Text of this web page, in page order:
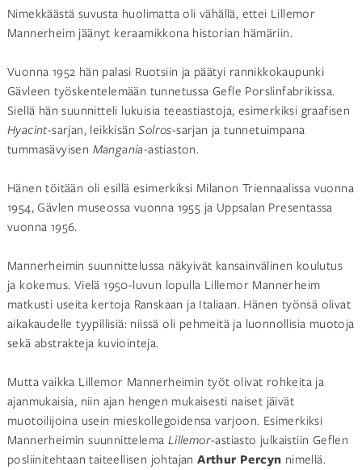
Nimekkäästä suvusta huolimatta oli vähällä, ettei Lillemor
Mannerheim jäänyt keraamikkona historian hämäriin.
Vuonna 1952 hän palasi Ruotsiin ja päätyi rannikkokaupunki
Gävleen työskentelemään tunnetussa Gefle Porslinfabrikissa.
Siellä hän suunnitteli lukuisia teeastiastoja, esimerkiksi graafisen
Hyacint-sarjan, leikkisänSolros-sarjan ja tunnetuimpana
tummasävyisen Mangania-astiaston.
Hänen töitään oli esillä esimerkiksi Milanon Triennaalissa vuonna
1954, Gävlen museossa vuonna 1955 ja Uppsalan Presentassa
vuonna 1956.
Mannerheimin suunnittelussa näkyivät kansainvälinen koulutus
ja kokemus. Vielä 1950-luvun lopulla Lillemor Mannerheim
matkusti useita kertoja Ranskaan ja Italiaan. Hänen työnsä olivat
aikakaudelle tyypillisiä: niissä oli pehmeitä ja luonnollisia muotoja
sekä abstrakteja kuviointeja.
Mutta vaikka Lillemor Mannerheimin työt olivat rohkeita ja
ajanmukaisia, niin ajan hengen mukaisesti naiset jäivät
muotoilijoina usein mieskollegoidensa varjoon. Esimerkiksi
Mannerheimin suunnittelema Lillemor-astiasto julkaistiin Geflen
posliinitehtaan taiteellisen johtajanArthur Percyn nimellä.